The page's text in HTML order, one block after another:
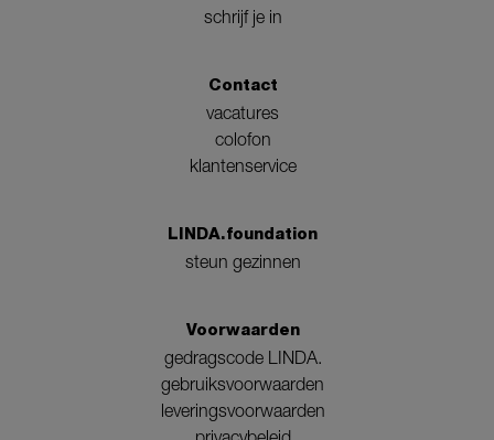
schrijf je in
Contact
vacatures
colofon
klantenservice
LINDA.foundation
steun gezinnen
Voorwaarden
gedragscode LINDA.
gebruiksvoorwaarden
leveringsvoorwaarden